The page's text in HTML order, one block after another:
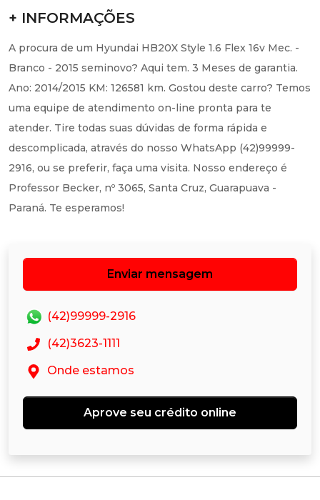
+ INFORMAÇÕES
A procura de um Hyundai HB20X Style 1.6 Flex 16v Mec. -
Branco - 2015 seminovo? Aqui tem. 3 Meses de garantia.
Ano: 2014/2015 KM: 126581 km. Gostou deste carro? Temos
uma equipe de atendimento on-line pronta para te
atender. Tire todas suas dúvidas de forma rápida e
descomplicada, através do nosso WhatsApp (42)99999-
2916, ou se preferir, faça uma visita. Nosso endereço é
Professor Becker, nº 3065, Santa Cruz, Guarapuava -
Paraná. Te esperamos!
Enviar mensagem
(42)99999-2916
(42)3623-1111
Onde estamos
Aprove seu crédito online